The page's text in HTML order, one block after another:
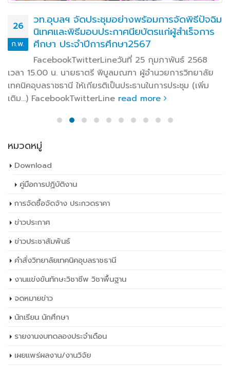
26
ก.พ.
วท.อุบลฯ จัดประชุมอย่างพร้อมการจัดพิธีปัจฉิม
นิเทศและพิธีมอบประกาศนียบัตรแก่ผู้สำเร็จการ
ศึกษา ประจำปีการศึกษา2567
FacebookTwitterLineวันที่ 25 กุมภาพันธ์ 2568
เวลา 15.00 น. นายธาตรี พิบูลมณฑา ผู้อำนวยการวิทยาลัย
เทคนิคอุบลราชธานี ให้เกียรติเป็นประธานในการประชุม (เพิ่ม
เติม…) FacebookTwitterLine read more
หมวดหมู่
Download
คู่มือการปฏิบัติงาน
การจัดซื้อจัดจ้าง ประกวดราคา
ข่าวประกาศ
ข่าวประชาสัมพันธ์
คำสั่งวิทยาลัยเทคนิคอุบลราชธานี
งานแข่งขันทักษะวิชาชีพ วิชาพื้นฐาน
จดหมายข่าว
นักเรียน นักศึกษา
รายงานงบทดลองประจำเดือน
เผยเเพร่ผลงาน/งานวิจัย